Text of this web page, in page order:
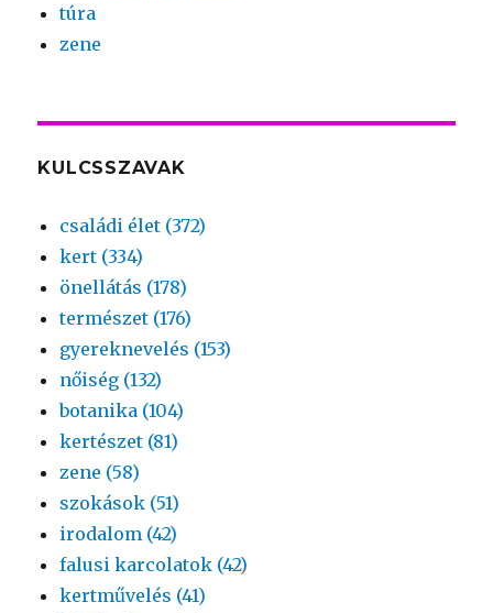
túra
zene
KULCSSZAVAK
családi élet (372)
kert (334)
önellátás (178)
természet (176)
gyereknevelés (153)
nőiség (132)
botanika (104)
kertészet (81)
zene (58)
szokások (51)
irodalom (42)
falusi karcolatok (42)
kertművelés (41)